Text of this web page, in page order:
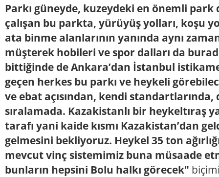
Parkı güneyde, kuzeydeki en önemli park
çalışan bu parkta, yürüyüş yolları, koşu
ata binme alanlarının yanında aynı
müşterek hobileri ve spor dalları da
bittiğinde de Ankara’dan İstanbul
geçen herkes bu parkı ve heykeli
ve ebat açısından, kendi
sıralamada. Kazakistanlı bir heykeltıraş
tarafı yani kaide kısmı Kazakistan’dan
gelmesini bekliyoruz. Heykel 35 ton
mevcut vinç sistemimiz buna müsaade
bunların hepsini Bolu halkı görecek"